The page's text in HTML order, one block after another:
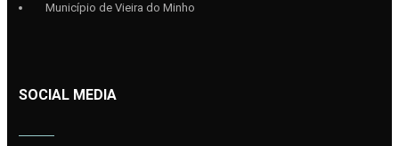
Município de Vieira do Minho
SOCIAL MEDIA